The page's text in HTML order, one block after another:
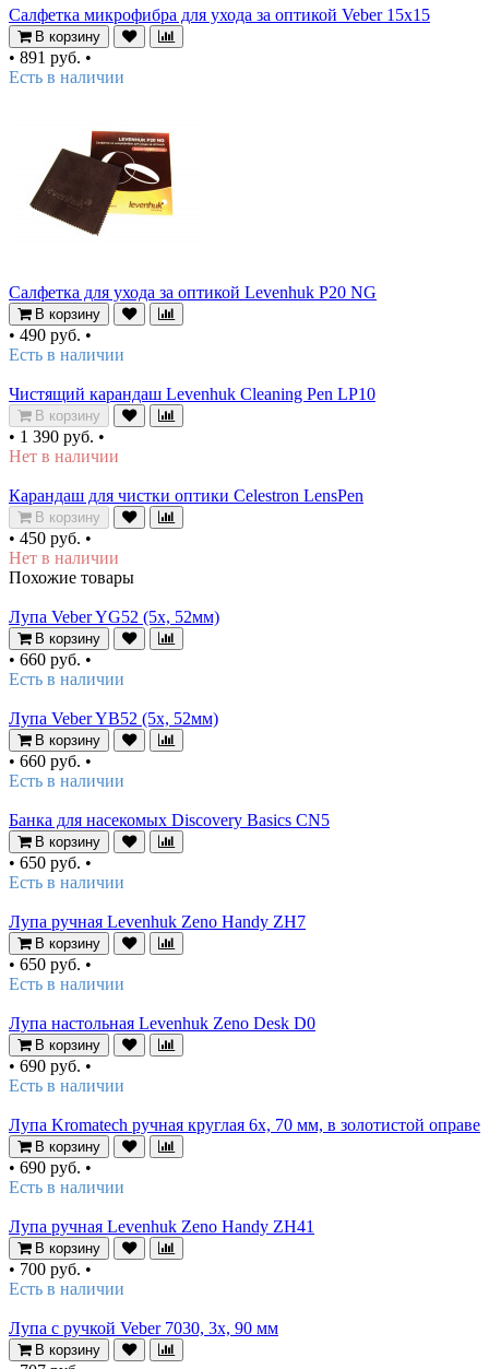
Салфетка микрофибра для ухода за оптикой Veber 15x15
В корзину
• 891 руб. •
Есть в наличии
Салфетка для ухода за оптикой Levenhuk P20 NG
В корзину
• 490 руб. •
Есть в наличии
Чистящий карандаш Levenhuk Cleaning Pen LP10
В корзину
• 1 390 руб. •
Нет в наличии
Карандаш для чистки оптики Celestron LensPen
В корзину
• 450 руб. •
Нет в наличии
Похожие товары
Лупа Veber YG52 (5х, 52мм)
В корзину
• 660 руб. •
Есть в наличии
Лупа Veber YB52 (5х, 52мм)
В корзину
• 660 руб. •
Есть в наличии
Банка для насекомых Discovery Basics CN5
В корзину
• 650 руб. •
Есть в наличии
Лупа ручная Levenhuk Zeno Handy ZH7
В корзину
• 650 руб. •
Есть в наличии
Лупа настольная Levenhuk Zeno Desk D0
В корзину
• 690 руб. •
Есть в наличии
Лупа Kromatech ручная круглая 6х, 70 мм, в золотистой оправе
В корзину
• 690 руб. •
Есть в наличии
Лупа ручная Levenhuk Zeno Handy ZH41
В корзину
• 700 руб. •
Есть в наличии
Лупа с ручкой Veber 7030, 3x, 90 мм
В корзину